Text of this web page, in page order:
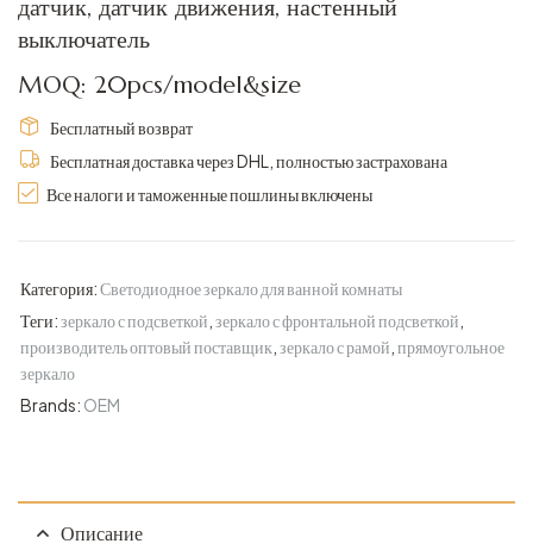
датчик, датчик движения, настенный
выключатель
MOQ: 20pcs/model&size
Бесплатный возврат
Бесплатная доставка через DHL, полностью застрахована
Все налоги и таможенные пошлины включены
Категория:Светодиодное зеркало для ванной комнаты
Теги:зеркало с подсветкой зеркало с фронтальной подсветкой
производитель оптовый поставщик зеркало с рамой прямоугольное
зеркало
Brands: OEM
Описание